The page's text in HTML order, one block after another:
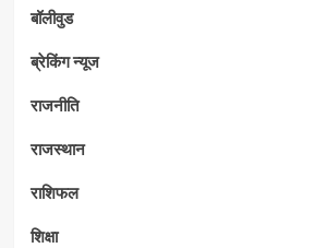
बॉलीवुड
ब्रेकिंग न्यूज
राजनीति
राजस्थान
राशिफल
शिक्षा